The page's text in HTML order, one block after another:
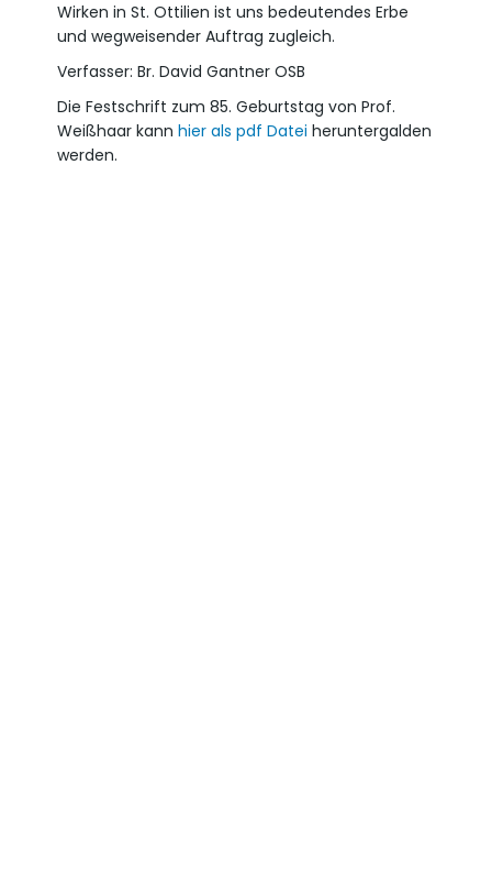
Wirken in St. Ottilien ist uns bedeutendes Erbe
und wegweisender Auftrag zugleich.
Verfasser: Br. David Gantner OSB
Die Festschrift zum 85. Geburtstag von Prof.
Weißhaar kann hier als pdf Datei heruntergalden
werden.